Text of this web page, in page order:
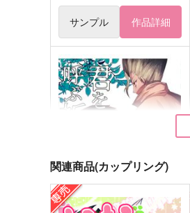
サンプル 作品詳細
関連商品(カップリング)